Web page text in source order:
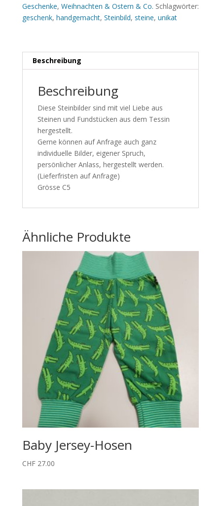
Geschenke, Weihnachten & Ostern & Co. Schlagwörter:
geschenk, handgemacht, Steinbild, steine, unikat
Beschreibung
Beschreibung
Diese Steinbilder sind mit viel Liebe aus
Steinen und Fundstücken aus dem Tessin
hergestellt.
Gerne können auf Anfrage auch ganz
individuelle Bilder, eigener Spruch,
persönlicher Anlass, hergestellt werden.
(Lieferfristen auf Anfrage)
Grösse C5
Ähnliche Produkte
Baby Jersey-Hosen
CHF27.00